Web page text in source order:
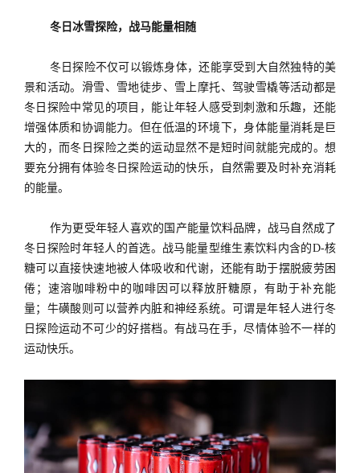
冬日冰雪探险，战马能量相随
冬日探险不仅可以锻炼身体，还能享受到大自然独特的美
景和活动。滑雪、雪地徒步、雪上摩托、驾驶雪橇等活动都是
冬日探险中常见的项目，能让年轻人感受到刺激和乐趣，还能
增强体质和协调能力。但在低温的环境下，身体能量消耗是巨
大的，而冬日探险之类的运动显然不是短时间就能完成的。想
要充分拥有体验冬日探险运动的快乐，自然需要及时补充消耗
的能量。
作为更受年轻人喜欢的国产能量饮料品牌，战马自然成了
冬日探险时年轻人的首选。战马能量型维生素饮料内含的D-核
糖可以直接快速地被人体吸收和代谢，还能有助于摆脱疲劳困
倦；速溶咖啡粉中的咖啡因可以释放肝糖原，有助于补充能
量；牛磺酸则可以营养内脏和神经系统。可谓是年轻人进行冬
日探险运动不可少的好搭档。有战马在手，尽情体验不一样的
运动快乐。